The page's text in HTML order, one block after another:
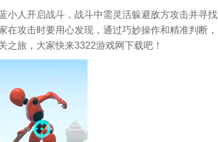
小人开启战斗，战斗中需灵活躲避敌方攻击并寻找
攻击时要用心发现，通过巧妙操作和精准判断，
之旅，大家快来3322游戏网下载吧！